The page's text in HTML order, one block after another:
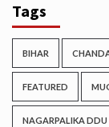
Tags
BIHAR
FEATURED
NAGARPALIKA DDU